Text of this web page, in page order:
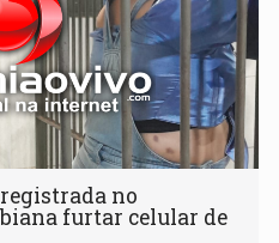
registrada no
furtar celular de